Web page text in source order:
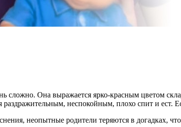
сложно. Она выражается ярко-красным цветом
раздражительным, неспокойным, плохо спит и
неопытные родители теряются в догадках,